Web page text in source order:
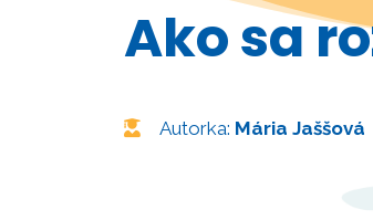
Ako sa
Autorka: Mária Jaššová